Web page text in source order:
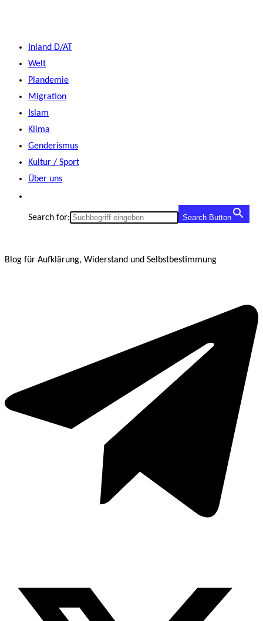
Inland D/AT
Welt
Plandemie
Migration
Islam
Klima
Genderismus
Kultur / Sport
Über uns
Search for: Search Button
Blog für Aufklärung, Widerstand und Selbstbestimmung